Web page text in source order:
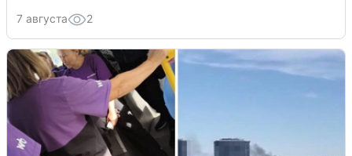
7 августа 2